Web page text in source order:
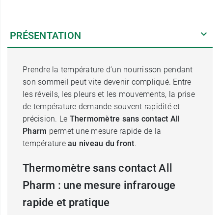
PRÉSENTATION
Prendre la température d’un nourrisson pendant
son sommeil peut vite devenir compliqué. Entre
les réveils, les pleurs et les mouvements, la prise
de température demande souvent rapidité et
précision. Le Thermomètre sans contact All
Pharm permet une mesure rapide de la
température au niveau du front.
Thermomètre sans contact All
Pharm : une mesure infrarouge
rapide et pratique